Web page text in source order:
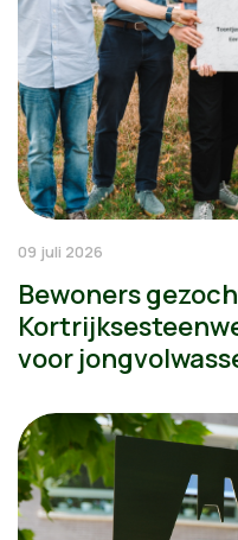
09 juli 2026
Bewoners
voor